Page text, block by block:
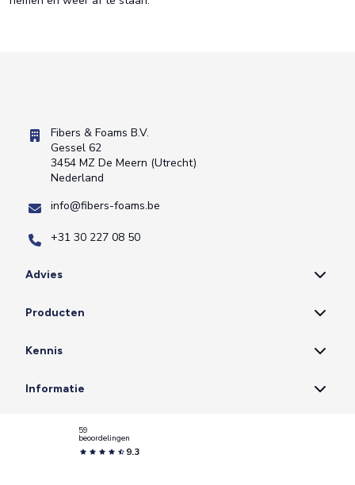
Fibers & Foams B.V.
Gessel 62
3454 MZ De Meern (Utrecht)
Nederland
info@fibers-foams.be
+31 30 227 08 50
Advies
Producten
Kennis
Informatie
59
beoordelingen
9.3